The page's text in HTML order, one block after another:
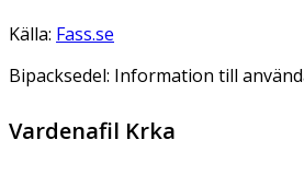
Källa: Fass.se
Bipacksedel: Information till
Vardenafil Krka